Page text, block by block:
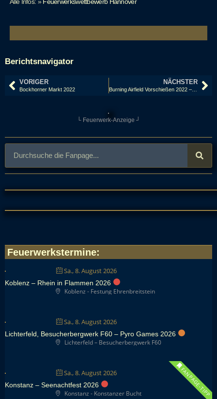
Berichtsnavigator
VORIGER
Bockhorner Markt 2022
NÄCHSTER
Burning Airfield Vorschießen 2022 – Part 2 in Husum (NDS)
└ Feuerwerk-Anzeige ┘
Feuerwerkstermine:
Sa., 8. August 2026
Koblenz – Rhein in Flammen 2026
Koblenz - Festung Ehrenbreitstein
Sa., 8. August 2026
Lichterfeld, Besucherbergwerk F60 – Pyro Games 2026
Lichterfeld – Besucherbergwerk F60
Sa., 8. August 2026 FANPAGE-TIPP
Konstanz – Seenachtfest 2026
Konstanz - Konstanzer Bucht